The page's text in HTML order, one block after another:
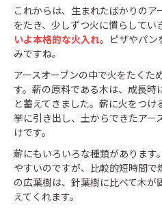
これからは、生まれたばかりのア
をたき、少しずつ火に慣らしてい
いよ本格的な火入れ。ピザやパ
みですね。
アースオーブンの中で火をたくた
す。薪の原料である木は、成長時
と蓄えてきました。薪に火をつ
挙に引き出し、土からできたアー
けです。
薪にもいろいろな種類があります
やすいのですが、比較的短時間
の広葉樹は、針葉樹に比べて木が
えてくれます。